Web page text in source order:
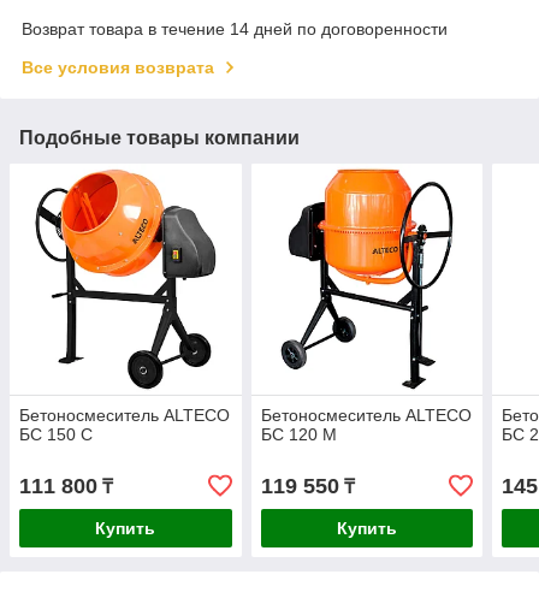
Возврат товара в течение 14 дней по договоренности
Все условия возврата
Подобные товары компании
Бетоносмеситель ALTECO
БС 150 С
111 800 ₸
Купить
Бетоносмеситель ALTECO
БС 120 М
119 550₸
Купить
БС